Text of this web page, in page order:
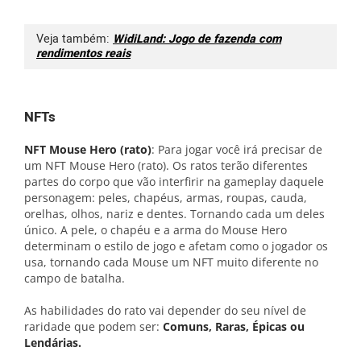
Veja também: WidiLand: Jogo de fazenda com
rendimentos reais
NFTs
NFT Mouse Hero (rato): Para jogar você irá precisar de
um NFT Mouse Hero (rato). Os ratos terão diferentes
partes do corpo que vão interfirir na gameplay daquele
personagem: peles, chapéus, armas, roupas, cauda, ​​
orelhas, olhos, nariz e dentes. Tornando cada um deles
único. A pele, o chapéu e a arma do Mouse Hero
determinam o estilo de jogo e afetam como o jogador os
usa, tornando cada Mouse um NFT muito diferente no
campo de batalha.
As habilidades do rato vai depender do seu nível de
raridade que podem ser: Comuns, Raras, Épicas ou
Lendárias.